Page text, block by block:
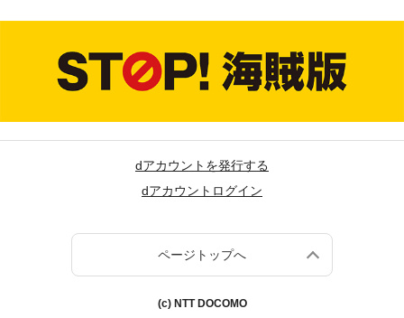
dアカウントを発行する
dアカウントログイン
ページトップへ
(c) NTT DOCOMO